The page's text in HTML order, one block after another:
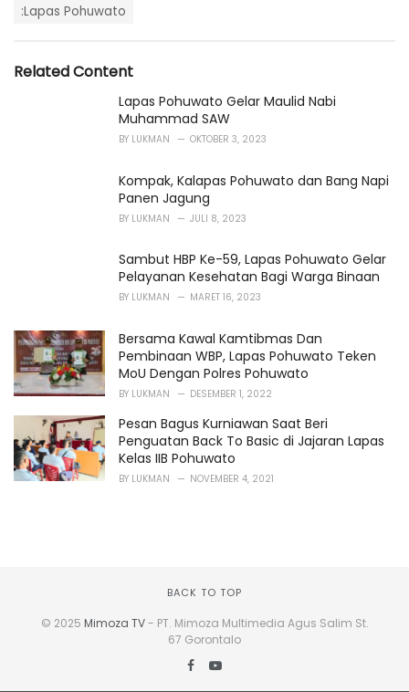
r
:
:Lapas Pohuwato
Related Content
Lapas Pohuwato Gelar Maulid Nabi
Muhammad SAW
BY LUKMAN OKTOBER 3, 2023
Kompak, Kalapas Pohuwato dan Bang Napi
Panen Jagung
BY LUKMAN JULI 8, 2023
Sambut HBP Ke-59, Lapas Pohuwato Gelar
Pelayanan Kesehatan Bagi Warga Binaan
BY LUKMAN MARET 16, 2023
Bersama Kawal Kamtibmas Dan
Pembinaan WBP, Lapas Pohuwato Teken
MoU Dengan Polres Pohuwato
BY LUKMAN DESEMBER 1, 2022
Pesan Bagus Kurniawan Saat Beri
Penguatan Back To Basic di Jajaran Lapas
Kelas IIB Pohuwato
BY LUKMAN NOVEMBER 4, 2021
BACK TO TOP
© 2025 Mimoza TV- PT. Mimoza Multimedia Agus Salim St.
67 Gorontalo